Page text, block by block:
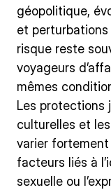
géopolitique,
et perturbations
risque reste
voyageurs
mêmes
Les protections
culturelles et
varier
facteurs liés à
sexuelle ou